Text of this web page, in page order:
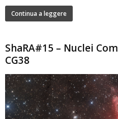
Continua a leggere
ShaRA#15 – Nuclei
CG38